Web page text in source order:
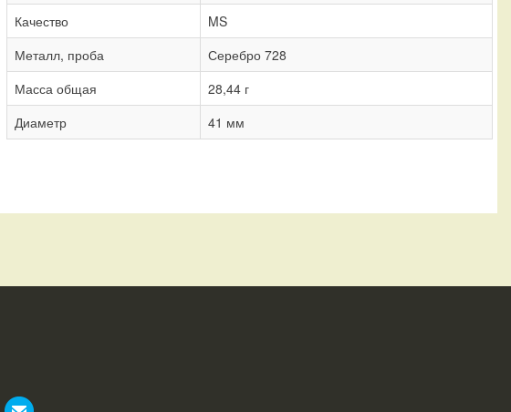
Качество
MS
Металл, проба
Серебро 728
Масса общая
28,44 г
Диаметр
41 мм